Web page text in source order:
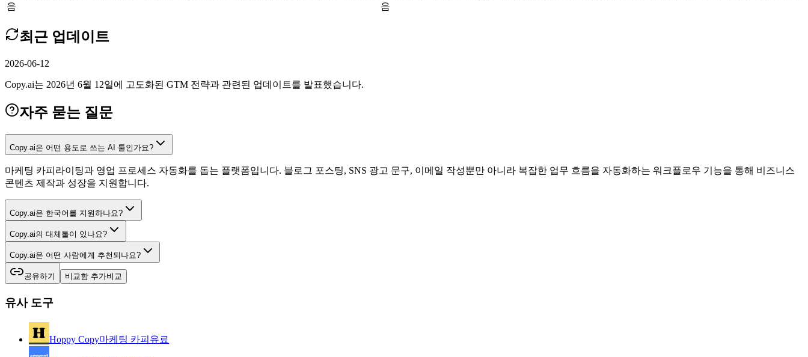
음
음
최근 업데이트
2026-06-12
Copy.ai는 2026년 6월 12일에 고도화된 GTM 전략과 관련된 업데이트를 발표했습니다.
자주 묻는 질문
Copy.ai은 어떤 용도로 쓰는 AI 툴인가요?
마케팅 카피라이팅과 영업 프로세스 자동화를 돕는 플랫폼입니다. 블로그 포스팅, SNS 광고 문구, 이메일 작성뿐만 아니라 복잡한 업무 흐름을 자동화하는 워크플로우 기능을 통해 비즈니스
콘텐츠 제작과 성장을 지원합니다.
Copy.ai은 한국어를 지원하나요?
Copy.ai의 대체툴이 있나요?
Copy.ai은 어떤 사람에게 추천되나요?
공유하기 비교함 추가비교
유사 도구
Hoppy Copy마케팅 카피 유료